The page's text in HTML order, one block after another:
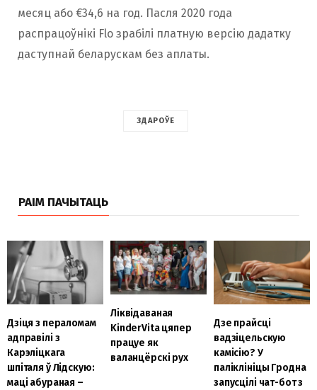
месяц або €34,6 на год. Пасля 2020 года
распрацоўнікі Flo зрабілі платную версію дадатку
даступнай беларускам без аплаты.
ЗДАРОЎЕ
РАІМ ПАЧЫТАЦЬ
Дзіця з пераломам
адправілі з
Карэліцкага
шпіталя ў Лідскую:
маці абураная –
Ліквідаваная
KinderVita цяпер
працуе як
валанцёрскі рух
Дзе прайсці
вадзіцельскую
камісію? У
паліклініцы Гродна
запусцілі чат-бот з